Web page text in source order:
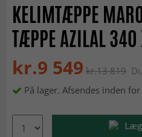
KELIMTÆPPE
TÆPPE AZILAL
kr.9 549 kr.13 819
På lager. Afsendes inden